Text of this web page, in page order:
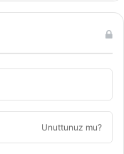
Unuttunuz mu?